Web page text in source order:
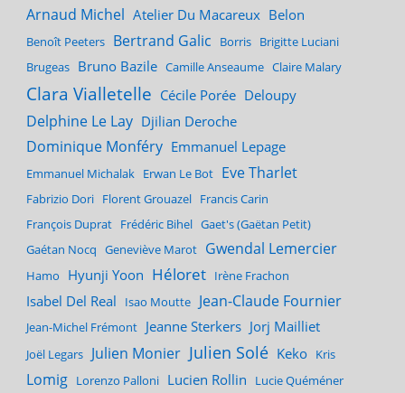
Arnaud Michel Atelier Du Macareux Belon
Benoît Peeters Bertrand Galic Borris Brigitte Luciani
Brugeas Bruno Bazile Camille Anseaume Claire Malary
Clara Vialletelle Cécile Porée Deloupy
Delphine Le Lay Djilian Deroche
Dominique Monféry Emmanuel Lepage
Emmanuel Michalak Erwan Le Bot Eve Tharlet
Fabrizio Dori Florent Grouazel Francis Carin
François Duprat Frédéric Bihel Gaet's (Gaëtan Petit)
Gaétan Nocq Geneviève Marot Gwendal Lemercier
Hamo Hyunji Yoon Héloret Irène Frachon
Isabel Del Real Isao Moutte Jean-Claude Fournier
Jean-Michel Frémont Jeanne Sterkers Jorj Mailliet
Joël Legars Julien Monier Julien Solé Keko Kris
Lomig Lorenzo Palloni Lucien Rollin
Lucie Quéméner